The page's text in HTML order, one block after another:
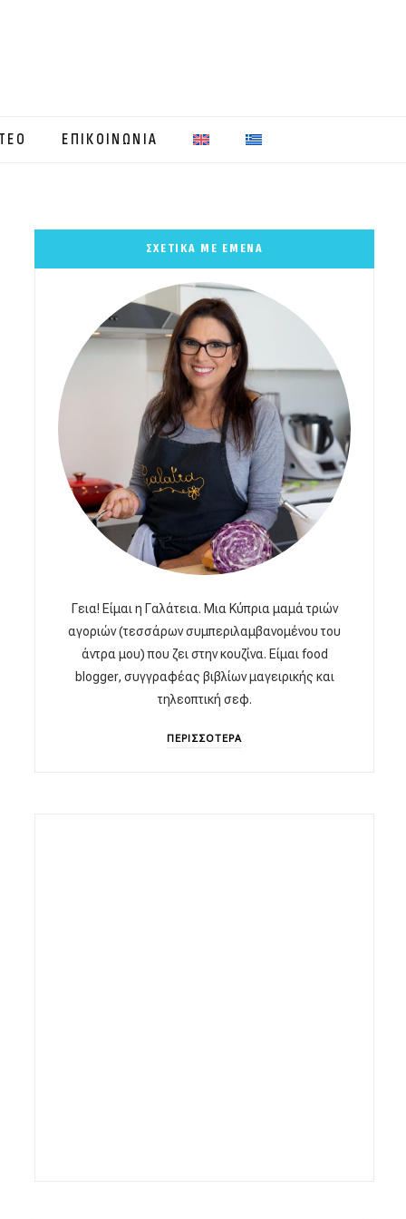
ΕΠΙΚΟΙΝΩΝΙΑ
ΣΧΕΤΙΚΑ ΜΕ ΕΜΕΝΑ
Γεια! Είμαι η Γαλάτεια. Μια Κύπρια μαμά τριών
αγοριών (τεσσάρων συμπεριλαμβανομένου του
άντρα μου) που ζει στην κουζίνα. Είμαι food
blogger, συγγραφέας βιβλίων μαγειρικής και
τηλεοπτική σεφ.
ΠΕΡΙΣΣΟΤΕΡΑ